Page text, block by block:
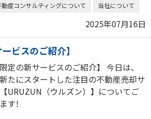
動産コンサルティングについて 当社について
2025年07月16日
ビスのご紹介】
限定の新サービスのご紹介】 今日は、
たにスタートした注目の不動産売却サ
URUZUN（ウルズン）】についてご
す!